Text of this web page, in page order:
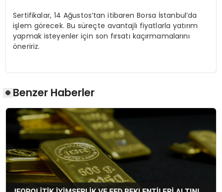
Sertifikalar, 14 Ağustos’tan itibaren Borsa İstanbul’da
işlem görecek. Bu süreçte avantajlı fiyatlarla yatırım
yapmak isteyenler için son fırsatı kaçırmamalarını
öneririz.
Benzer Haberler